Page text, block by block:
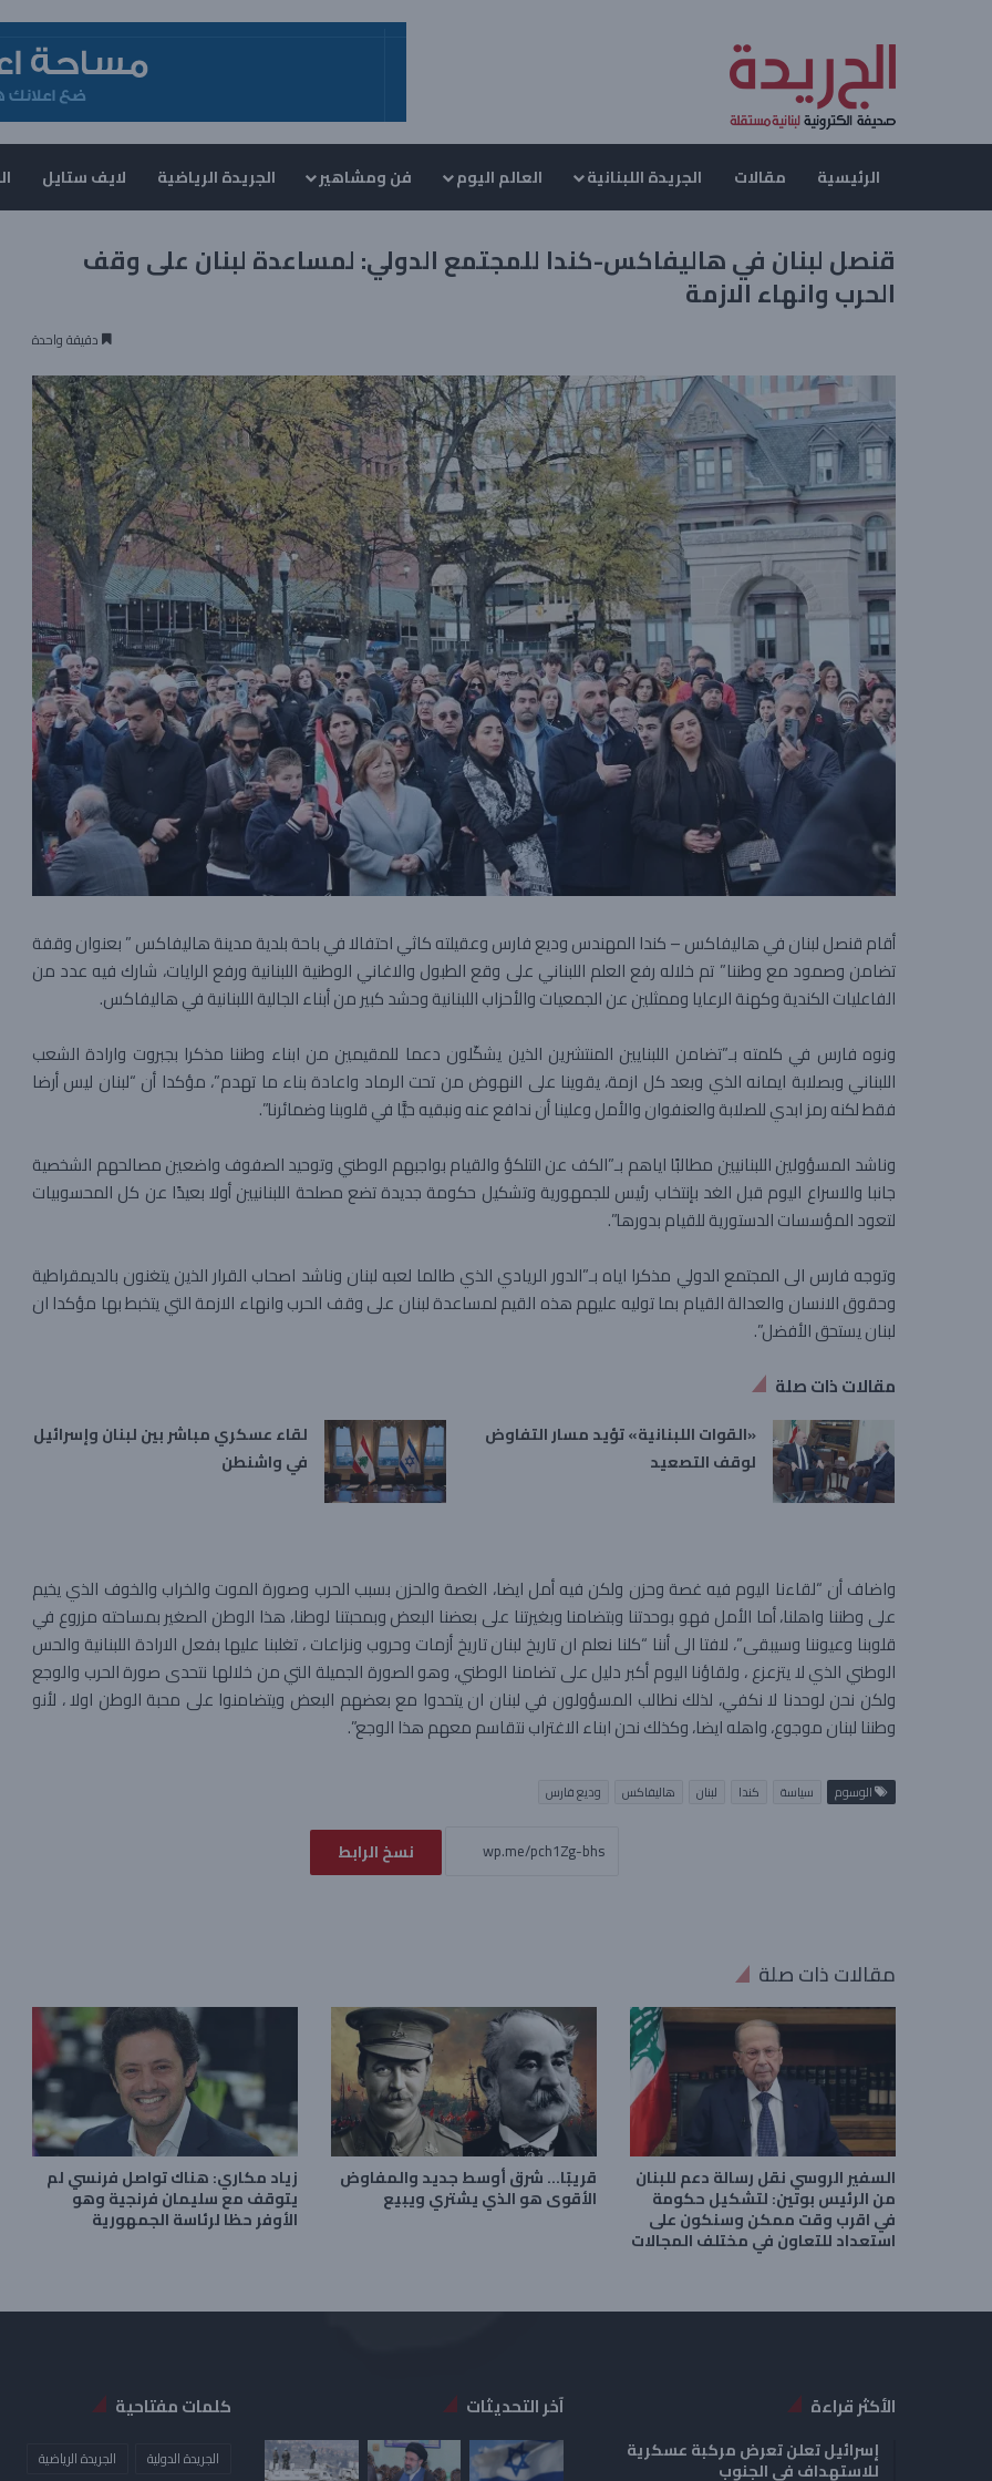
الرئيسية مقالات الجريدة اللبنانية العالم اليوم فن ومشاهير الجريدة الرياضية لايف ستايل
قنصل لبنان في هاليفاكس-كندا للمجتمع الدولي: لمساعدة لبنان على وقف
الحرب وانهاء الازمة
دقيقة واحدة
أقام قنصل لبنان في هاليفاكس – كندا المهندس وديع فارس وعقيلته كاثي احتفالا في باحة بلدية مدينة هاليفاكس ” بعنوان وقفة
تضامن وصمود مع وطننا” تم خلاله رفع العلم اللبناني على وقع الطبول والاغاني الوطنية اللبنانية ورفع الرايات، شارك فيه عدد من
الفاعليات الكندية وكهنة الرعايا وممثلين عن الجمعيات والأحزاب اللبنانية وحشد كبير من أبناء الجالية اللبنانية في هاليفاكس.
ونوه فارس في كلمته بـ”تضامن اللبنايين المنتشرين الذين يشكّلون دعما للمقيمين من ابناء وطننا مذكرا بجبروت وارادة الشعب
اللبناني وبصلابة ايمانه الذي وبعد كل ازمة، يقوينا على النهوض من تحت الرماد واعادة بناء ما تهدم”، مؤكدا أن “لبنان ليس أرضا
فقط لكنه رمز ابدي للصلابة والعنفوان والأمل وعلينا أن ندافع عنه ونبقيه حيًّا في قلوبنا وضمائرنا”.
وناشد المسؤولين اللبنانيين مطالبًا اياهم بـ”الكف عن التلكؤ والقيام بواجبهم الوطني وتوحيد الصفوف واضعين مصالحهم الشخصية
جانبا والاسراع اليوم قبل الغد بإنتخاب رئيس للجمهورية وتشكيل حكومة جديدة تضع مصلحة اللبنانيين أولا بعيدًا عن كل المحسوبيات
لتعود المؤسسات الدستورية للقيام بدورها”.
وتوجه فارس الى المجتمع الدولي مذكرا اياه بـ”الدور الريادي الذي طالما لعبه لبنان وناشد اصحاب القرار الذين يتغنون بالديمقراطية
وحقوق الانسان والعدالة القيام بما توليه عليهم هذه القيم لمساعدة لبنان على وقف الحرب وانهاء الازمة التي يتخبط بها مؤكدا ان
لبنان يستحق الأفضل”.
مقالات ذات صلة
«القوات اللبنانية» تؤيد مسار التفاوض
لوقف التصعيد
لقاء عسكري مباشر بين لبنان وإسرائيل
في واشنطن
واضاف أن “لقاءنا اليوم فيه غصة وحزن ولكن فيه أمل ايضا، الغصة والحزن بسبب الحرب وصورة الموت والخراب والخوف الذي يخيم
على وطننا واهلنا، أما الأمل فهو بوحدتنا وبتضامنا وبغيرتنا على بعضنا البعض وبمحبتنا لوطنا، هذا الوطن الصغير بمساحته مزروع في
قلوبنا وعيوننا وسيبقى”، لافتا الى أننا “كلنا نعلم ان تاريخ لبنان تاريخ أزمات وحروب ونزاعات ، تغلبنا عليها بفعل الارادة اللبنانية والحس
الوطني الذي لا يتزعزع ، ولقاؤنا اليوم أكبر دليل على تضامنا الوطني، وهو الصورة الجميلة التي من خلالها نتحدى صورة الحرب والوجع
ولكن نحن لوحدنا لا نكفي، لذلك نطالب المسؤولون في لبنان ان يتحدوا مع بعضهم البعض ويتضامنوا على محبة الوطن اولا ، لأنو
وطننا لبنان موجوع، واهله ايضا، وكذلك نحن ابناء الاغتراب نتقاسم معهم هذا الوجع”.
الوسوم سياسة كندا لبنان هاليفاكس وديع فارس
نسخ الرابط
مقالات ذات صلة
السفير الروسي نقل رسالة دعم للبنان
من الرئيس بوتين: لتشكيل حكومة
في اقرب وقت ممكن ‏وسنكون على
استعداد للتعاون في مختلف المجالات
قريبًا… شرق أوسط جديد والمفاوض
الأقوى هو الذي يشتري ويبيع
زياد مكاري: هناك تواصل فرنسي لم
يتوقف مع سليمان فرنجية وهو
الأوفر حظا لرئاسة الجمهورية
الأكثر قراءة
إسرائيل تعلن تعرض مركبة عسكرية
للاستهداف في الجنوب
آخر التحديثات كلمات مفتاحية
الجريدة الدولية الجريدة الرياضية